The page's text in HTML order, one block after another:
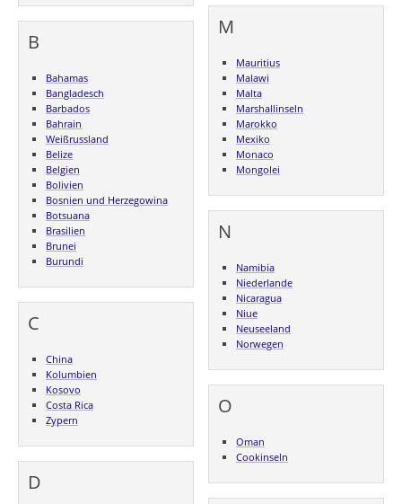
B
Bahamas
Bangladesch
Barbados
Bahrain
Weißrussland
Belize
Belgien
Bolivien
Bosnien und Herzegowina
Botsuana
Brasilien
Brunei
Burundi
C
China
Kolumbien
Kosovo
Costa Rica
Zypern
D
M
Mauritius
Malawi
Malta
Marshallinseln
Marokko
Mexiko
Monaco
Mongolei
N
Namibia
Niederlande
Nicaragua
Niue
Neuseeland
Norwegen
O
Oman
Cookinseln